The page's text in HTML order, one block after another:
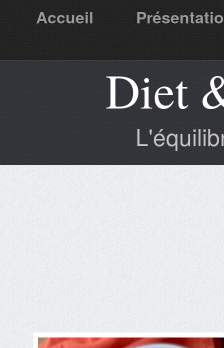
Accueil
Partenaires Diet